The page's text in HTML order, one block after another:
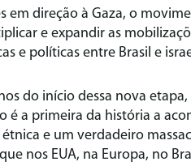
em direção à Gaza, o
e expandir as
e políticas entre Brasil e
do início dessa nova
é a primeira da história a
e um verdadeiro
nos EUA, na Europa, no